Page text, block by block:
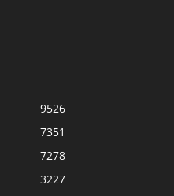
9526
7351
7278
3227